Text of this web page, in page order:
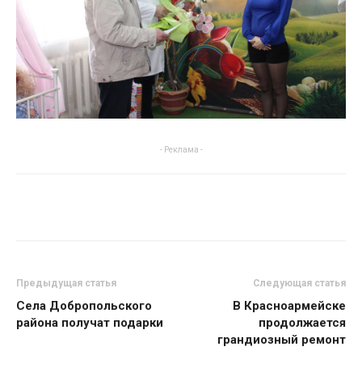
- Реклама -
Предыдущая статья
Села Добропольского
района получат подарки
Следующая статья
В Красноармейске
продолжается
грандиозный ремонт